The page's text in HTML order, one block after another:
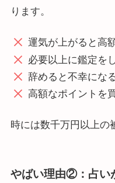
ります。
運気が上がると高
必要以上に鑑定を
辞めると不幸にな
高額なポイントを
時には数千万円以上の
やばい理由②：占い